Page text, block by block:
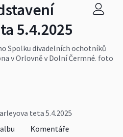
5.4.2025
Spolku divadelních ochotníků
v Orlovně v Dolní Čermné. foto
teta 5.4.2025
Komentáře